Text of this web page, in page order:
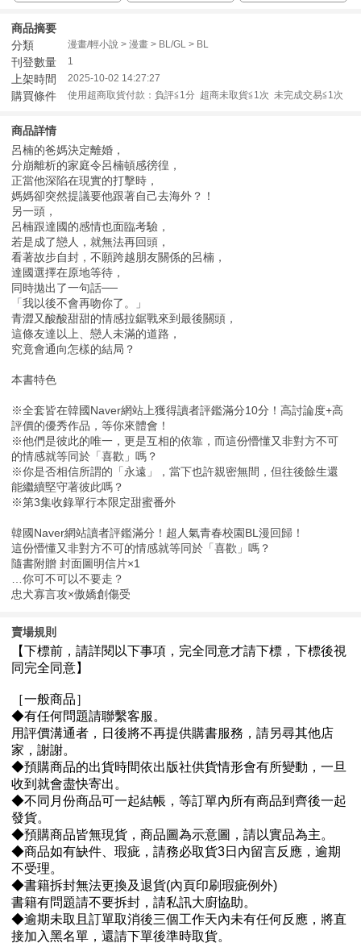
商品摘要
分類
漫畫/輕小說 > 漫畫 > BL/GL > BL
刊登數量 1
上架時間 2025-10-02 14:27:27
購買條件 使用超商取貨付款：負評≦1分 超商未取貨≦1次 未完成交易≦1次
商品詳情
呂楠的爸媽決定離婚，
分崩離析的家庭令呂楠頓感徬徨，
正當他深陷在現實的打擊時，
媽媽卻突然提議要他跟著自己去海外？！
另一頭，
呂楠跟達國的感情也面臨考驗，
若是成了戀人，就無法再回頭，
看著故步自封，不願跨越朋友關係的呂楠，
達國選擇在原地等待，
同時拋出了一句話──
「我以後不會再吻你了。」
青澀又酸酸甜甜的情感拉鋸戰來到最後關頭，
這條友達以上、戀人未滿的道路，
究竟會通向怎樣的結局？
本書特色
※全套皆在韓國Naver網站上獲得讀者評鑑滿分10分！高討論度+高
評價的優秀作品，等你來體會！
※他們是彼此的唯一，更是互相的依靠，而這份懵懂又非對方不可
的情感就等同於「喜歡」嗎？
※你是否相信所謂的「永遠」，當下也許親密無間，但往後餘生還
能繼續堅守著彼此嗎？
※第3集收錄單行本限定甜蜜番外
韓國Naver網站讀者評鑑滿分！超人氣青春校園BL漫回歸！
這份懵懂又非對方不可的情感就等同於「喜歡」嗎？
隨書附贈 封面圖明信片×1
…你可不可以不要走？
忠犬寡言攻×傲嬌創傷受
賣場規則